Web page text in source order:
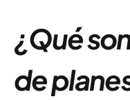
¿Qué
de